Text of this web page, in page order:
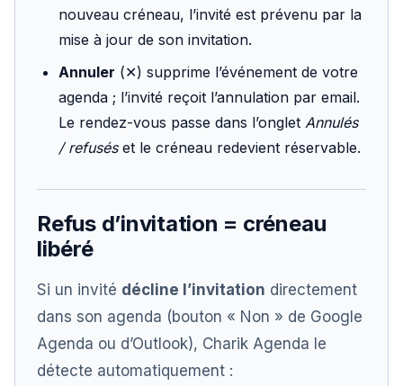
nouveau créneau, l’invité est prévenu par la
mise à jour de son invitation.
Annuler (✕) supprime l’événement de votre
agenda ; l’invité reçoit l’annulation par email.
Le rendez-vous passe dans l’onglet Annulés
/ refuséset le créneau redevient réservable.
Refus d’invitation = créneau
libéré
Si un invité décline l’invitation directement
dans son agenda (bouton « Non » de Google
Agenda ou d’Outlook), Charik Agenda le
détecte automatiquement :